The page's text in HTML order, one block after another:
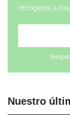
recogidos a
Nuestro